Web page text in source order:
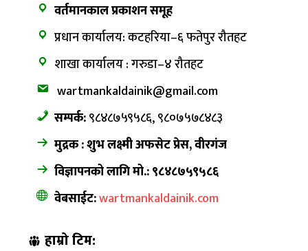
वर्तमानकाल प्रकाशन समूह
प्रधान कार्यालय: कटहरिया–६ फतेपुर रौतहट
शाखा कार्यालय : गरुडा–४ रौतहट
wartmankaldainik@gmail.com
सम्पर्क:९८४८७५९५८६, ९८०७५७८४८३
मुद्रक : शुभ लक्ष्मी अफसेट प्रेस, वीरगंज
विज्ञापनको लागि मो.: ९८४८७५९५८६
वेबसाईट:wartmankaldainik.com
हाम्रो टिम: